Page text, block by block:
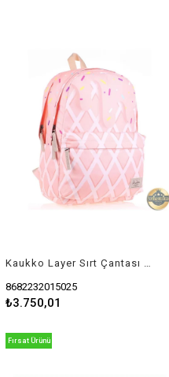
8682232015025
₺3.750,01
Fırsat Ürünü